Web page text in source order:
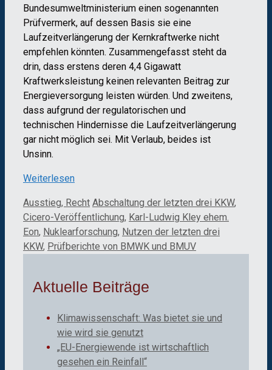
Bundesumweltministerium einen sogenannten
Prüfvermerk, auf dessen Basis sie eine
Laufzeitverlängerung der Kernkraftwerke nicht
empfehlen könnten. Zusammengefasst steht da
drin, dass erstens deren 4,4 Gigawatt
Kraftwerksleistung keinen relevanten Beitrag zur
Energieversorgung leisten würden. Und zweitens,
dass aufgrund der regulatorischen und
technischen Hindernisse die Laufzeitverlängerung
gar nicht möglich sei. Mit Verlaub, beides ist
Unsinn.
Weiterlesen
Kategorien
Ausstieg, Recht Schlagwörter
Abschaltung der letzten drei KKW,
Cicero-Veröffentlichung, Karl-Ludwig Kley ehem.
Eon, Nuklearforschung, Nutzen der letzten drei
KKW, Prüfberichte von BMWK und BMUV
Aktuelle Beiträge
Klimawissenschaft: Was bietet sie und
wie wird sie genutzt
„EU-Energiewende ist wirtschaftlich
gesehen ein Reinfall“